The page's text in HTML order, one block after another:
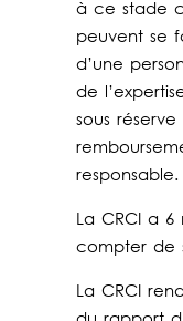
à ce stade
peuvent se
d’une
de
sous réserve
responsable.
La CRCI a
compter de
La CRCI